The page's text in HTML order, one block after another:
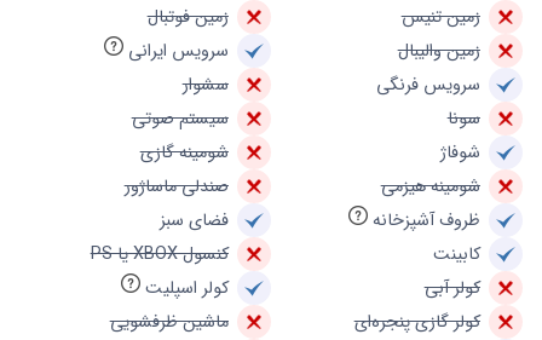
زمین تنیس
زمین فوتبال
زمین والیبال
سرویس ایرانی
سرویس فرنگی
سشوار
سونا
سیستم صوتی
شوفاژ
شومینه گازی
شومینه هیزمی
صندلی ماساژور
ظروف آشپزخانه
فضای سبز
کابینت
کنسول XBOX یا PS
کولر آبی
کولر اسپلیت
کولر گازی پنجره‌ای
ماشین ظرفشویی